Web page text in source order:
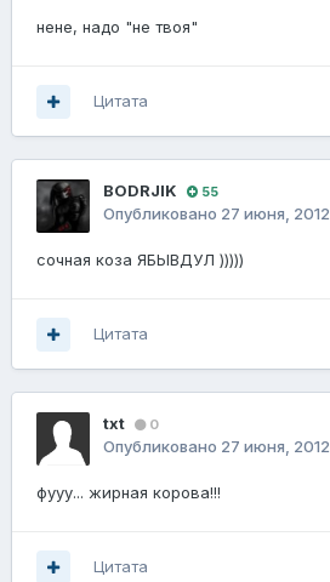
нене, надо "не твоя"
Цитата
BODRJIK 55
Опубликовано 27 июня, 2012
сочная коза ЯБЫВДУЛ )))))
Цитата
txt 0
Опубликовано 27 июня, 2012
фууу... жирная корова!!!
Цитата